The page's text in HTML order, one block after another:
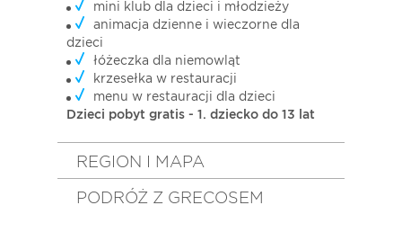
mini klub dla dzieci i młodzieży
animacja dzienne i wieczorne dla
dzieci
łóżeczka dla niemowląt
krzesełka w restauracji
menu w restauracji dla dzieci
Dzieci pobyt gratis - 1. dziecko do 13 lat
REGION I MAPA
PODRÓŻ Z GRECOSEM